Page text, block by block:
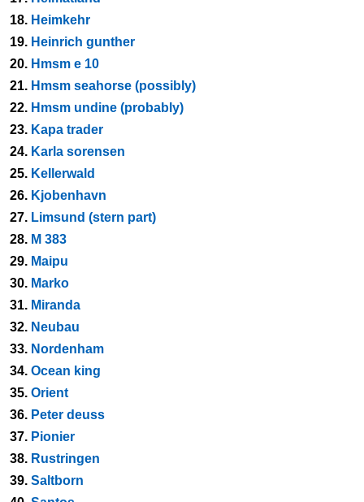
18. Heimkehr
19. Heinrich gunther
20. Hmsm e 10
21. Hmsm seahorse (possibly)
22. Hmsm undine (probably)
23. Kapa trader
24. Karla sorensen
25. Kellerwald
26. Kjobenhavn
27. Limsund (stern part)
28. M 383
29. Maipu
30. Marko
31. Miranda
32. Neubau
33. Nordenham
34. Ocean king
35. Orient
36. Peter deuss
37. Pionier
38. Rustringen
39. Saltborn